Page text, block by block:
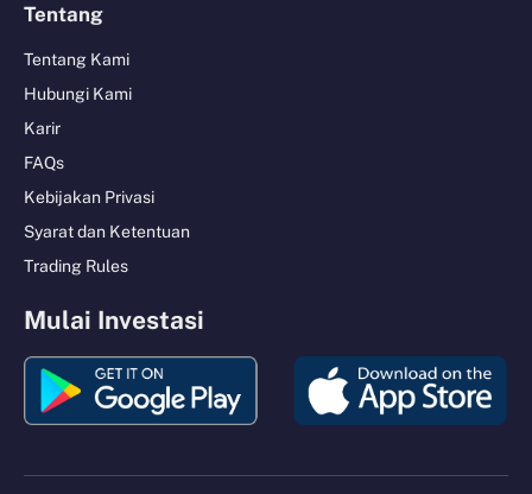
Tentang
Tentang Kami
Hubungi Kami
Karir
FAQs
Kebijakan Privasi
Syarat dan Ketentuan
Trading Rules
Mulai Investasi